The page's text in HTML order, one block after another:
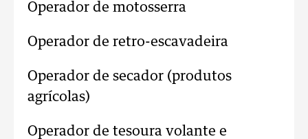
Operador de motosserra
Operador de retro-escavadeira
Operador de secador (produtos
agrícolas)
Operador de tesoura volante e